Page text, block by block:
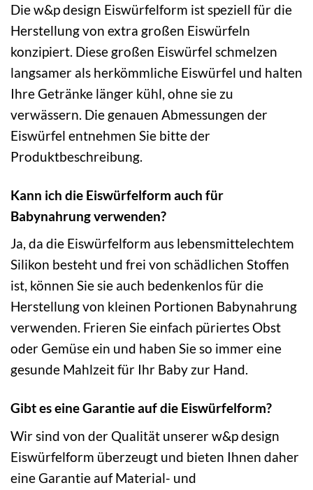
Die w&p design Eiswürfelform ist speziell für die
Herstellung von extra großen Eiswürfeln
konzipiert. Diese großen Eiswürfel schmelzen
langsamer als herkömmliche Eiswürfel und halten
Ihre Getränke länger kühl, ohne sie zu
verwässern. Die genauen Abmessungen der
Eiswürfel entnehmen Sie bitte der
Produktbeschreibung.
Kann ich die Eiswürfelform auch für
Babynahrung verwenden?
Ja, da die Eiswürfelform aus lebensmittelechtem
Silikon besteht und frei von schädlichen Stoffen
ist, können Sie sie auch bedenkenlos für die
Herstellung von kleinen Portionen Babynahrung
verwenden. Frieren Sie einfach püriertes Obst
oder Gemüse ein und haben Sie so immer eine
gesunde Mahlzeit für Ihr Baby zur Hand.
Gibt es eine Garantie auf die Eiswürfelform?
Wir sind von der Qualität unserer w&p design
Eiswürfelform überzeugt und bieten Ihnen daher
eine Garantie auf Material- und